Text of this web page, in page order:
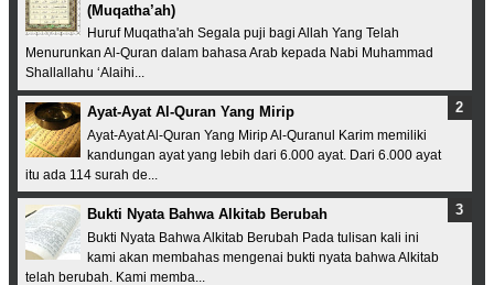
(Muqatha’ah)
Huruf Muqatha'ah Segala puji bagi Allah Yang Telah
Menurunkan Al-Quran dalam bahasa Arab kepada Nabi Muhammad
Shallallahu ‘Alaihi...
Ayat-Ayat Al-Quran Yang Mirip
Ayat-Ayat Al-Quran Yang Mirip Al-Quranul Karim memiliki
kandungan ayat yang lebih dari 6.000 ayat. Dari 6.000 ayat
itu ada 114 surah de...
Bukti Nyata Bahwa Alkitab Berubah
Bukti Nyata Bahwa Alkitab Berubah Pada tulisan kali ini
kami akan membahas mengenai bukti nyata bahwa Alkitab
telah berubah. Kami memba...